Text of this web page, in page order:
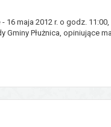
16 maja 2012 r. o godz. 11:00,
Płużnica, opiniujące